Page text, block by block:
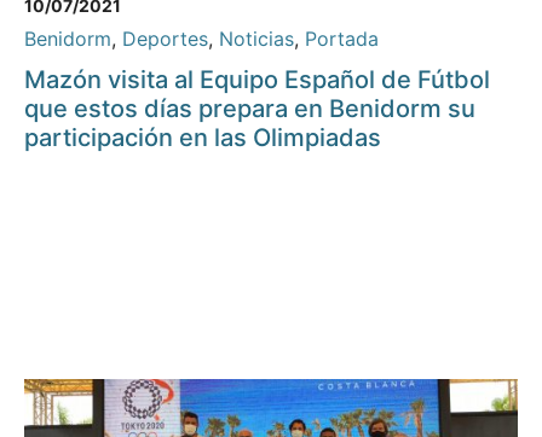
10/07/2021
Benidorm, Deportes, Noticias, Portada
Mazón visita al Equipo Español de Fútbol
que estos días prepara en Benidorm su
participación en las Olimpiadas